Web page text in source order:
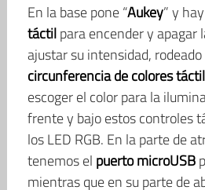
En la base pone “Aukey” y
táctilpara encender y apagar
ajustar su intensidad,
circunferencia de colores táctil
escoger el color para la
frente y bajo estos controles
los LED RGB. En la parte de
tenemos el puerto microUSB
mientras que en su parte de